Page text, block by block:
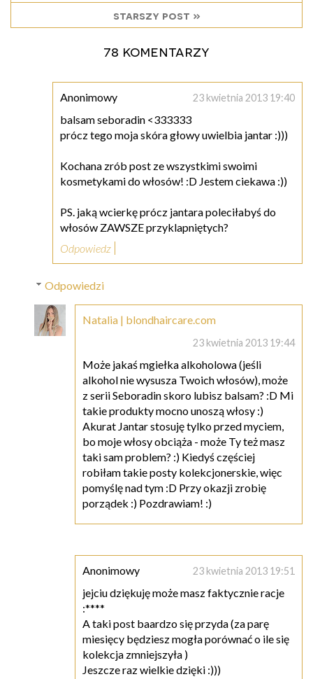
starszy post »
78 komentarzy
Anonimowy 23 kwietnia 2013 19:40
balsam seboradin <333333
prócz tego moja skóra głowy uwielbia jantar :)))
Kochana zrób post ze wszystkimi swoimi
kosmetykami do włosów! :D Jestem ciekawa :))
PS. jaką wcierkę prócz jantara poleciłabyś do
włosów ZAWSZE przyklapniętych?
Odpowiedz
Odpowiedzi
Natalia | blondhaircare.com
23 kwietnia 2013 19:44
Może jakaś mgiełka alkoholowa (jeśli
alkohol nie wysusza Twoich włosów), może
z serii Seboradin skoro lubisz balsam? :D Mi
takie produkty mocno unoszą włosy :)
Akurat Jantar stosuję tylko przed myciem,
bo moje włosy obciąża - może Ty też masz
taki sam problem? :) Kiedyś częściej
robiłam takie posty kolekcjonerskie, więc
pomyślę nad tym :D Przy okazji zrobię
porządek :) Pozdrawiam! :)
Anonimowy 23 kwietnia 2013 19:51
jejciu dziękuję może masz faktycznie racje
:****
A taki post baardzo się przyda (za parę
miesięcy będziesz mogła porównać o ile się
kolekcja zmniejszyła )
Jeszcze raz wielkie dzięki :)))